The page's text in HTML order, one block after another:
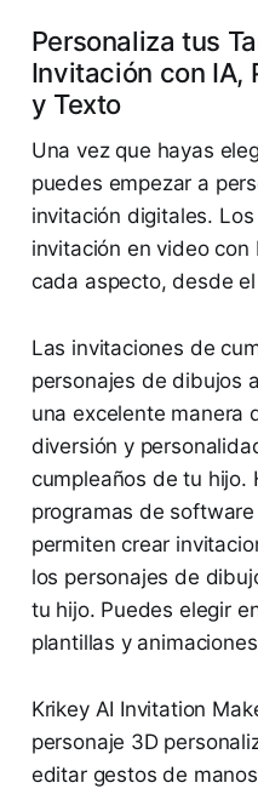
Personaliza tus
Invitación con IA,
y Texto
Una vez que hayas
puedes empezar a
invitación digitales.
invitación en video
cada aspecto, desde
Las invitaciones de
personajes de dibujos
una excelente manera
diversión y
cumpleaños de tu hijo.
programas de
permiten crear
los personajes de
tu hijo. Puedes elegir
plantillas y
Krikey AI Invitation
personaje 3D
editar gestos de